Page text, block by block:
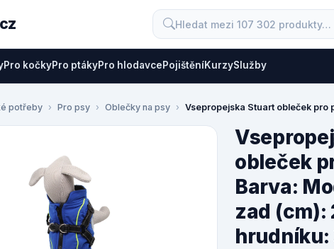
Pro kočkyPro ptákyPro hlodavcePojištěníKurzySlužby
potřeby Pro psy Oblečky na psy Vsepropejska Stuart obleček pro
obleček
Barva:
zad (cm):
hrudníku: